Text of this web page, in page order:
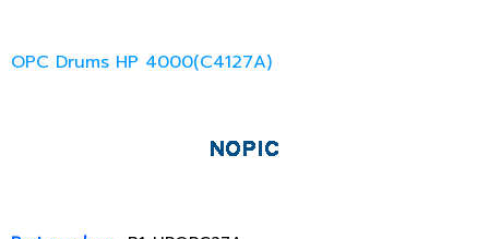
OPC Drums HP 4000(C4127A)